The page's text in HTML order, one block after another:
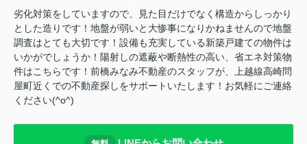
劣化対策をしていますので、見た目だけでなく構造からしっかり
とした造りです！地盤が弱いと大惨事になりかねませんので地盤
調査はとても大切です！設備も充実している新築戸建ての物件は
いかがでしょうか！陽射しの遮蔽や断熱性の高い、省エネ対策物
件はこちらです！前橋みなみ不動産のスタッフが、上越線高崎問
屋町近くでの不動産探しをサポートいたします！お気軽にご連絡
ください(^o^)